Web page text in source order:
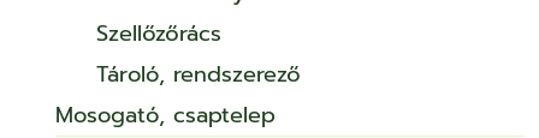
Szellőzőrács
Tároló, rendszerező
Mosogató, csaptelep